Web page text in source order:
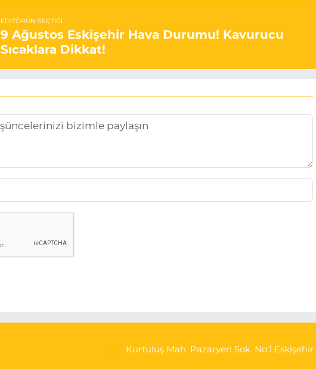
EDITÖRÜN SEÇTIĞI
9 Ağustos Eskişehir Hava Durumu! Kavurucu
Sıcaklara Dikkat!
Kurtuluş Mah. Pazaryeri Sok. No:1 Eskişehir